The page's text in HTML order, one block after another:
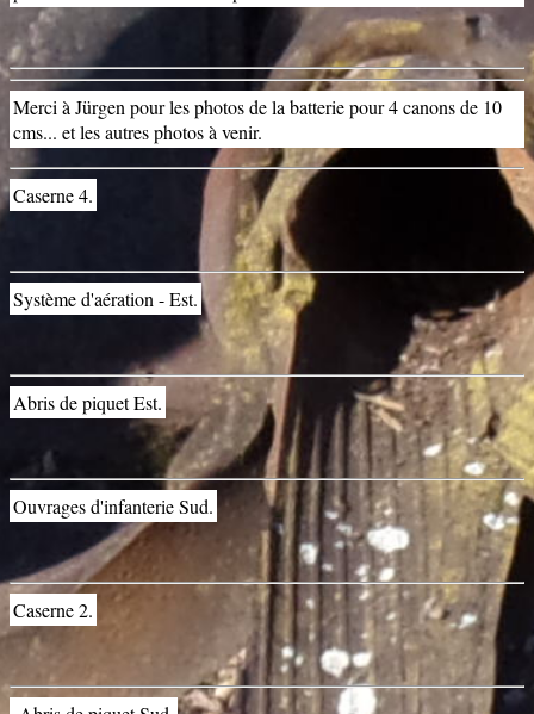
Merci à Jürgen pour les photos de la batterie pour 4 canons de 10
cms... et les autres photos à venir.
Caserne 4.
Système d'aération - Est.
Abris de piquet Est.
Ouvrages d'infanterie Sud.
Caserne 2.